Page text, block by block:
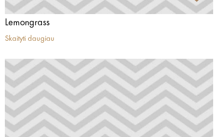
Lemongrass
Skaityti daugiau